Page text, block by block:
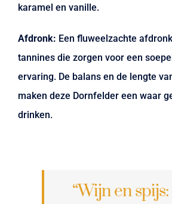
karamel en vanille.
Afdronk: Een fluweelzachte
tannines die zorgen voor een
ervaring. De balans en de lengte
maken deze Dornfelder een waar
drinken.
“Wijn en